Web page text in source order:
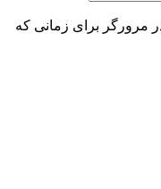
مرورگر برای زمانی که